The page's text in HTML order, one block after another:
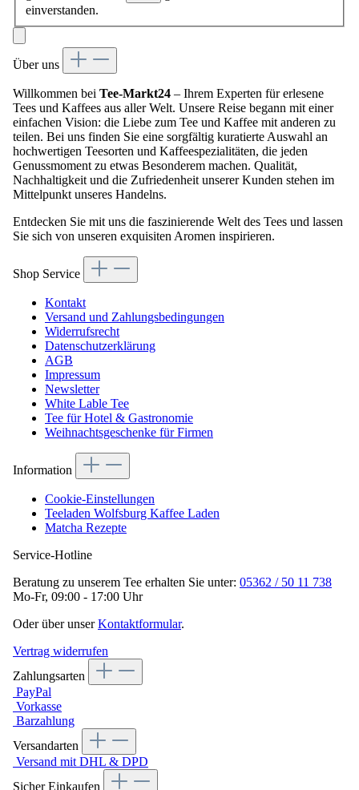
einverstanden.
Über uns
Willkommen bei Tee-Markt24 – Ihrem Experten für erlesene
Tees und Kaffees aus aller Welt. Unsere Reise begann mit einer
einfachen Vision: die Liebe zum Tee und Kaffee mit anderen zu
teilen. Bei uns finden Sie eine sorgfältig kuratierte Auswahl an
hochwertigen Teesorten und Kaffeespezialitäten, die jeden
Genussmoment zu etwas Besonderem machen. Qualität,
Nachhaltigkeit und die Zufriedenheit unserer Kunden stehen im
Mittelpunkt unseres Handelns.
Entdecken Sie mit uns die faszinierende Welt des Tees und lassen
Sie sich von unseren exquisiten Aromen inspirieren.
Shop Service
Kontakt
Versand und Zahlungsbedingungen
Widerrufsrecht
Datenschutzerklärung
AGB
Impressum
Newsletter
White Lable Tee
Tee für Hotel & Gastronomie
Weihnachtsgeschenke für Firmen
Information
Cookie-Einstellungen
Teeladen Wolfsburg Kaffee Laden
Matcha Rezepte
Service-Hotline
Beratung zu unserem Tee erhalten Sie unter: 05362 / 50 11 738
Mo-Fr, 09:00 - 17:00 Uhr
Oder über unserKontaktformular.
Vertrag widerrufen
Zahlungsarten
PayPal
Vorkasse
Barzahlung
Versandarten
Versand mit DHL & DPD
Sicher Einkaufen